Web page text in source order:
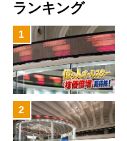
ランキング
1
2